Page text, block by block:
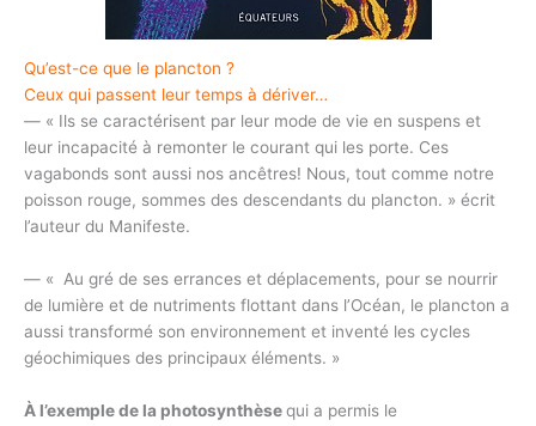
Qu’est-ce que le plancton ?
Ceux qui passent leur temps à dériver…
— « Ils se caractérisent par leur mode de vie en suspens et
leur incapacité à remonter le courant qui les porte. Ces
vagabonds sont aussi nos ancêtres! Nous, tout comme notre
poisson rouge, sommes des descendants du plancton. » écrit
l’auteur du Manifeste.
— « Au gré de ses errances et déplacements, pour se nourrir
de lumière et de nutriments flottant dans l’Océan, le plancton a
aussi transformé son environnement et inventé les cycles
géochimiques des principaux éléments. »
À l’exemple de la photosynthèsequi a permis le